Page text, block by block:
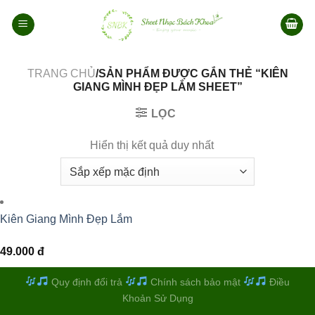
qua
TRANG CHỦ/SẢN PHẨM ĐƯỢC GẮN THẺ “KIÊN
GIANG MÌNH ĐẸP LẮM SHEET”
LỌC
Hiển thị kết quả duy nhất
Kiên Giang Mình Đẹp Lắm
49.000 đ
Quy định đổi trả Chính sách bảo mật
Điều
Khoản Sử Dụng